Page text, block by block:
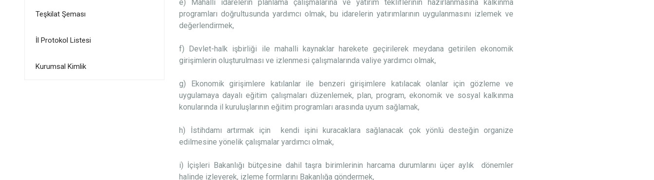
Teşkilat Şeması
İl Protokol Listesi
Kurumsal Kimlik
e) Mahalli idarelerin planlama çalışmalarına ve yatırım tekliflerinin hazırlanmasına kalkınma
programları doğrultusunda yardımcı olmak, bu idarelerin yatırımlarının uygulanmasını izlemek ve
değerlendirmek,
f) Devlet-halk işbirliği ile mahalli kaynaklar harekete geçirilerek meydana getirilen ekonomik
girişimlerin oluşturulması ve izlenmesi çalışmalarında valiye yardımcı olmak,
g) Ekonomik girişimlere katılanlar ile benzeri girişimlere katılacak olanlar için gözleme ve
uygulamaya dayalı eğitim çalışmaları düzenlemek, plan, program, ekonomik ve sosyal kalkınma
konularında il kuruluşlarının eğitim programları arasında uyum sağlamak,
h) İstihdamı artırmak için kendi işini kuracaklara sağlanacak çok yönlü desteğin organize
edilmesine yönelik çalışmalar yardımcı olmak,
i) İçişleri Bakanlığı bütçesine dahil taşra birimlerinin harcama durumlarını üçer aylık dönemler
halinde izleyerek, izleme formlarını Bakanlığa göndermek,